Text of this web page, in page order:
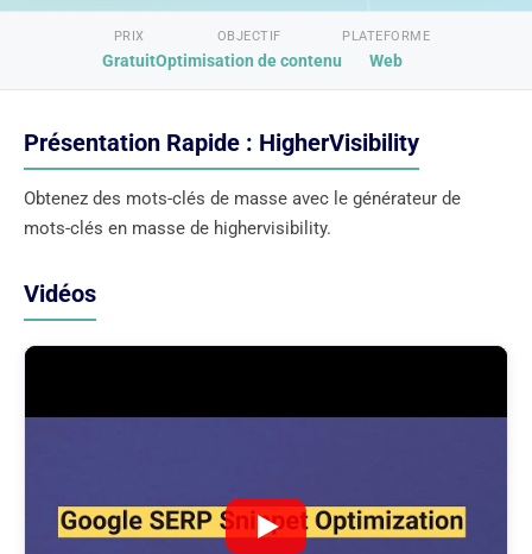
PRIX
Gratuit
OBJECTIF
Optimisation de contenu
PLATEFORME
Web
Présentation Rapide : HigherVisibility
Obtenez des mots-clés de masse avec le générateur de
mots-clés en masse de highervisibility.
Vidéos